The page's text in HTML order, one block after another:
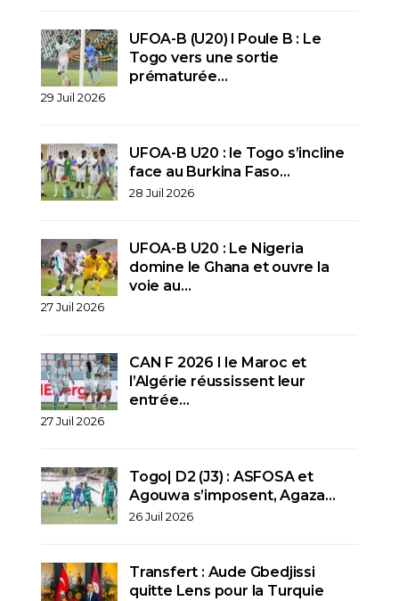
UFOA-B (U20) l Poule B : Le
Togo vers une sortie
prématurée…
29 Juil 2026
UFOA-B U20 : le Togo s’incline
face au Burkina Faso…
28 Juil 2026
UFOA-B U20 : Le Nigeria
domine le Ghana et ouvre la
voie au…
27 Juil 2026
CAN F 2026 I le Maroc et
l’Algérie réussissent leur
entrée…
27 Juil 2026
Togo| D2 (J3) : ASFOSA et
Agouwa s’imposent, Agaza…
26 Juil 2026
Transfert : Aude Gbedjissi
quitte Lens pour la Turquie